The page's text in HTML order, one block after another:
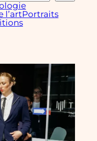
l’artPortraits